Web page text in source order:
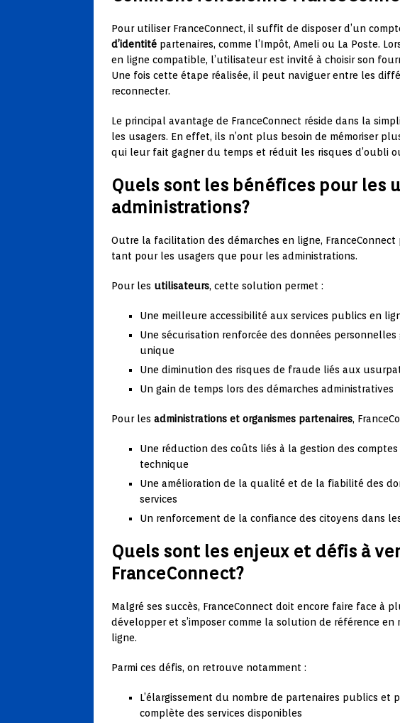
Pour utiliser FranceConnect, il suffit de disposer d’un
d’identité partenaires, comme l’Impôt, Ameli ou La Poste.
en ligne compatible, l’utilisateur est invité à choisir son
Une fois cette étape réalisée, il peut naviguer entre les
reconnecter.
Le principal avantage de FranceConnect réside dans la
les usagers. En effet, ils n’ont plus besoin de mémoriser
qui leur fait gagner du temps et réduit les risques d’oubli
Quels sont les bénéfices pour les
administrations?
Outre la facilitation des démarches en ligne,
tant pour les usagers que pour les administrations.
Pour les utilisateurs, cette solution permet :
Une meilleure accessibilité aux services publics en
Une sécurisation renforcée des données
unique
Une diminution des risques de fraude liés aux
Un gain de temps lors des démarches administratives
Pour les administrations et organismes partenaires,
Une réduction des coûts liés à la gestion des
technique
Une amélioration de la qualité et de la fiabilité des
services
Un renforcement de la confiance des citoyens dans
Quels sont les enjeux et défis à
FranceConnect?
Malgré ses succès, FranceConnect doit encore faire face à
développer et s’imposer comme la solution de référence en
ligne.
Parmi ces défis, on retrouve notamment :
L’élargissement du nombre de partenaires publics
complète des services disponibles